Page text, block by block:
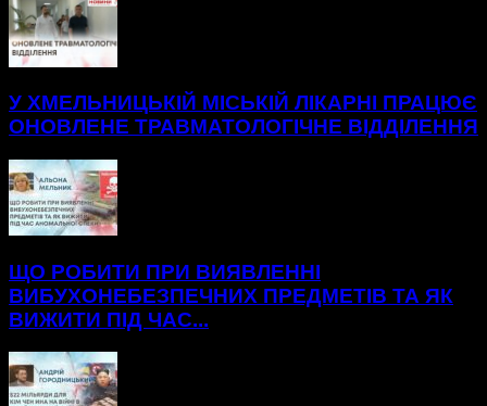
У ХМЕЛЬНИЦЬКІЙ МІСЬКІЙ ЛІКАРНІ ПРАЦЮЄ
ОНОВЛЕНЕ ТРАВМАТОЛОГІЧНЕ ВІДДІЛЕННЯ
ЩО РОБИТИ ПРИ ВИЯВЛЕННІ
ВИБУХОНЕБЕЗПЕЧНИХ ПРЕДМЕТІВ ТА ЯК
ВИЖИТИ ПІД ЧАС...